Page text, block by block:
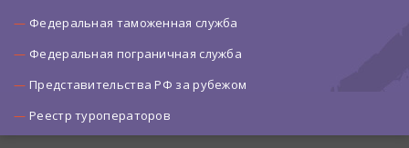
Федеральная таможенная служба
Федеральная пограничная служба
Представительства РФ за рубежом
Реестр туроператоров